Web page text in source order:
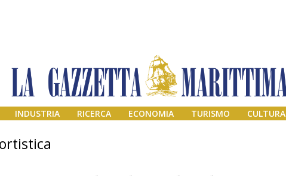
INDUSTRIA RICERCA ECONOMIA TURISMO CULTURA